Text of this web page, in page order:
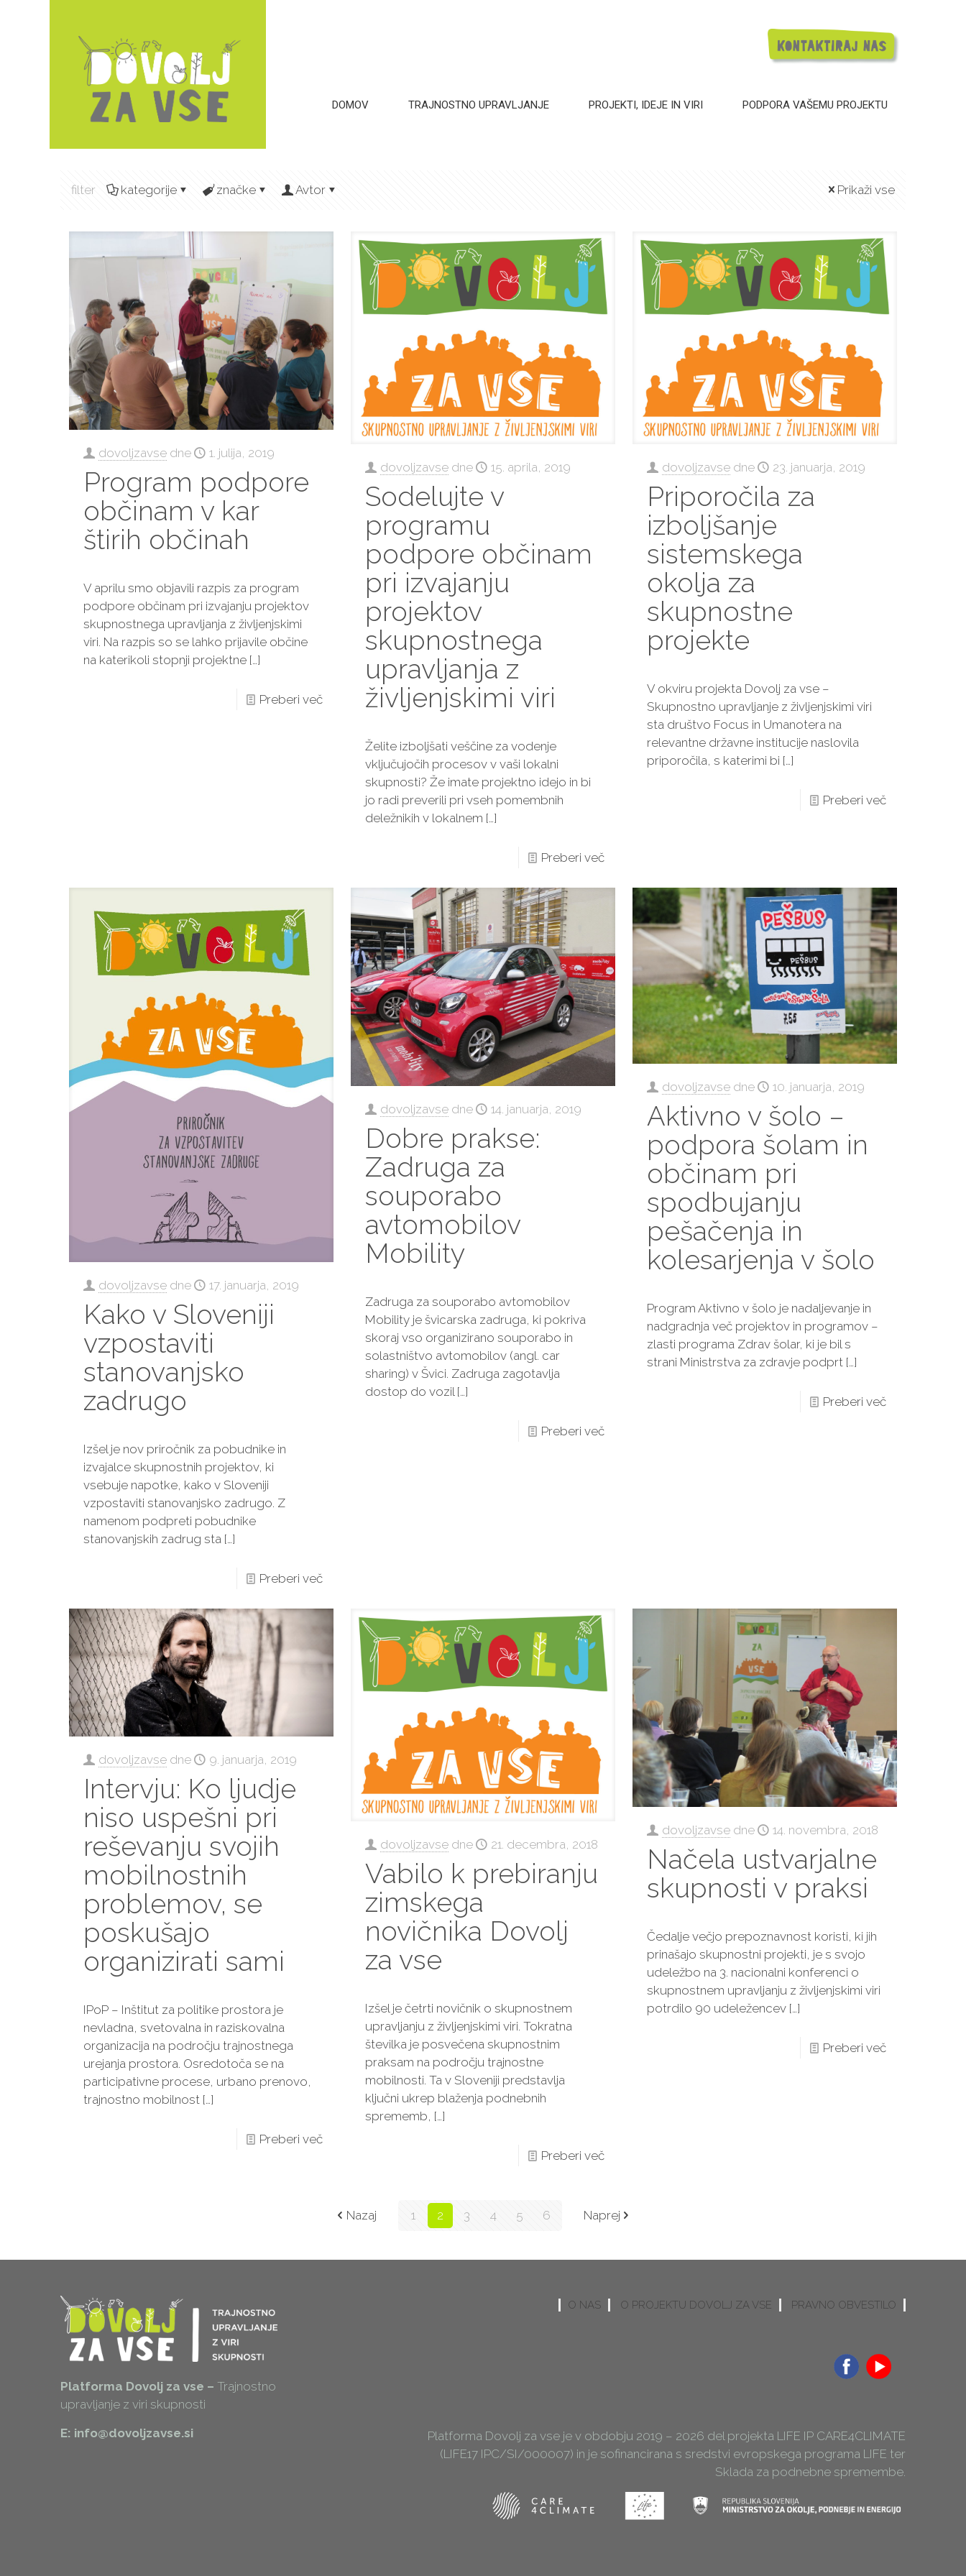
DOMOV TRAJNOSTNO UPRAVLJANJE PROJEKTI, IDEJE IN VIRI PODPORA VAŠEMU PROJEKTU
filter kategorije značke Avtor Prikaži vse
dovoljzavse dne 1. julija, 2019
Program podpore
občinam v kar
štirih občinah
V aprilu smo objavili razpis za program
podpore občinam pri izvajanju projektov
skupnostnega upravljanja z življenjskimi
viri. Na razpis so se lahko prijavile občine
na katerikoli stopnji projektne[…]
Preberi več
dovoljzavse dne 15. aprila, 2019
Sodelujte v
programu
podpore občinam
pri izvajanju
projektov
skupnostnega
upravljanja z
življenjskimi viri
Želite izboljšati veščine za vodenje
vključujočih procesov v vaši lokalni
skupnosti? Že imate projektno idejo in bi
jo radi preverili pri vseh pomembnih
deležnikih v lokalnem […]
Preberi več
dovoljzavse dne 23. januarja, 2019
Priporočila za
izboljšanje
sistemskega
okolja za
skupnostne
projekte
V okviru projekta Dovolj za vse –
Skupnostno upravljanje z življenjskimi viri
sta društvo Focus in Umanotera na
relevantne državne institucije naslovila
priporočila, s katerimi bi […]
Preberi več
dovoljzavse dne 17. januarja, 2019
Kako v Sloveniji
vzpostaviti
stanovanjsko
zadrugo
Izšel je nov priročnik za pobudnike in
izvajalce skupnostnih projektov, ki
vsebuje napotke, kako v Sloveniji
vzpostaviti stanovanjsko zadrugo. Z
namenom podpreti pobudnike
stanovanjskih zadrug sta […]
Preberi več
dovoljzavse dne 14. januarja, 2019
Dobre prakse:
Zadruga za
souporabo
avtomobilov
Mobility
Zadruga za souporabo avtomobilov
Mobility je švicarska zadruga, ki pokriva
skoraj vso organizirano souporabo in
solastništvo avtomobilov (angl. car
sharing) v Švici. Zadruga zagotavlja
dostop do vozil[…]
Preberi več
dovoljzavse dne 10. januarja, 2019
Aktivno v šolo –
podpora šolam in
občinam pri
spodbujanju
pešačenja in
kolesarjenja v šolo
Program Aktivno v šolo je nadaljevanje in
nadgradnja več projektov in programov –
zlasti programa Zdrav šolar, ki je bil s
strani Ministrstva za zdravje podprt[…]
Preberi več
dovoljzavse dne 9. januarja, 2019
Intervju: Ko ljudje
niso uspešni pri
reševanju svojih
mobilnostnih
problemov, se
poskušajo
organizirati sami
IPoP – Inštitut za politike prostora je
nevladna, svetovalna in raziskovalna
organizacija na področju trajnostnega
urejanja prostora. Osredotoča se na
participativne procese, urbano prenovo,
trajnostno mobilnost[…]
Preberi več
dovoljzavse dne 21. decembra, 2018
Vabilo k prebiranju
zimskega
novičnika Dovolj
za vse
Izšel je četrti novičnik o skupnostnem
upravljanju z življenjskimi viri. Tokratna
številka je posvečena skupnostnim
praksam na področju trajnostne
mobilnosti. Ta v Sloveniji predstavlja
ključni ukrep blaženja podnebnih
sprememb, […]
Preberi več
dovoljzavse dne 14. novembra, 2018
Načela ustvarjalne
skupnosti v praksi
Čedalje večjo prepoznavnost koristi, ki jih
prinašajo skupnostni projekti, je s svojo
udeležbo na 3. nacionalni konferenci o
skupnostnem upravljanju z življenjskimi viri
potrdilo 90 udeležencev[…]
Preberi več
Nazaj 1 2 3 4 5 6 Naprej
Platforma Dovolj za vse – Trajnostno
upravljanje z viri skupnosti
E: info@dovoljzavse.si
O NAS O PROJEKTU DOVOLJ ZA VSE PRAVNO OBVESTILO
Platforma Dovolj za vse je v obdobju 2019 – 2026 del projekta LIFE IP CARE4CLIMATE
(LIFE17 IPC/SI/000007) in je sofinancirana s sredstvi evropskega programa LIFE ter
Sklada za podnebne spremembe.